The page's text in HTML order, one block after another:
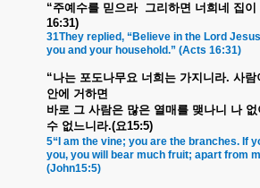
“주예수를 믿으라 그리하면 너희네 집이
16:31)
31They replied, “Believe in the Lord
you and your household.” (Acts 16:31)
“나는 포도나무요 너희는 가지니라. 사람
안에 거하면
바로 그 사람은 많은 열매를 맺나니 나 없
수 없느니라.(요15:5)
5“I am the vine; you are the branches. If
you, you will bear much fruit; apart from
(John15:5)